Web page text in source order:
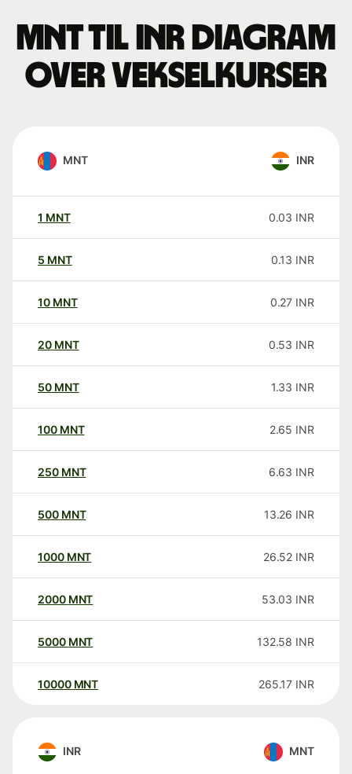
MNT til INR Diagram
over vekselkurser
MNT INR
1 MNT 0.03 INR
5 MNT 0.13 INR
10 MNT 0.27 INR
20 MNT 0.53 INR
50 MNT 1.33 INR
100 MNT 2.65 INR
250 MNT 6.63 INR
500 MNT 13.26 INR
1000 MNT 26.52 INR
2000 MNT 53.03 INR
5000 MNT 132.58 INR
10000 MNT 265.17 INR
INR MNT